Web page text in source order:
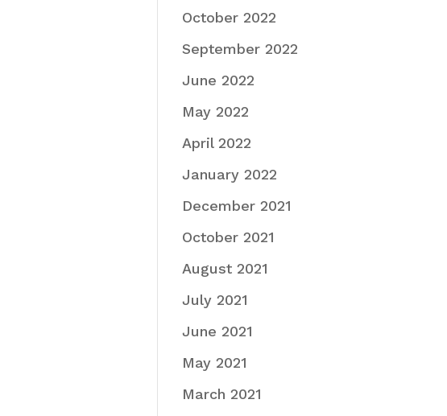
October 2022
September 2022
June 2022
May 2022
April 2022
January 2022
December 2021
October 2021
August 2021
July 2021
June 2021
May 2021
March 2021